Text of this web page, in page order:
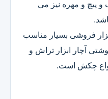
و پیچ و مهره نیز می
فروشی بسیار مناسب
آچار ابزار تراش و
چکش است.